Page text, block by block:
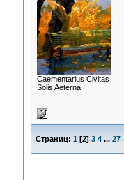
Сaementarius Civitas
Solis Aeterna
Страниц: 1 [2] 3 4 ... 27